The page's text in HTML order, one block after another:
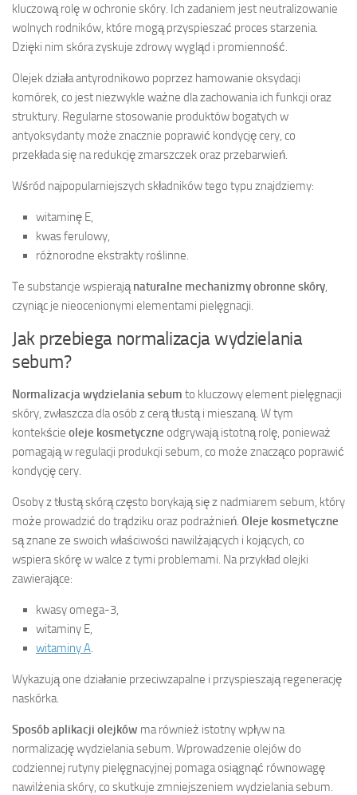
kluczową rolę w ochronie skóry. Ich zadaniem jest neutralizowanie
wolnych rodników, które mogą przyspieszać proces starzenia.
Dzięki nim skóra zyskuje zdrowy wygląd i promienność.
Olejek działa antyrodnikowo poprzez hamowanie oksydacji
komórek, co jest niezwykle ważne dla zachowania ich funkcji oraz
struktury. Regularne stosowanie produktów bogatych w
antyoksydanty może znacznie poprawić kondycję cery, co
przekłada się na redukcję zmarszczek oraz przebarwień.
Wśród najpopularniejszych składników tego typu znajdziemy:
witaminę E,
kwas ferulowy,
różnorodne ekstrakty roślinne.
Te substancje wspierająnaturalne mechanizmy obronne skóry,
czyniąc je nieocenionymi elementami pielęgnacji.
Jak przebiega normalizacja wydzielania
sebum?
Normalizacja wydzielania sebum to kluczowy element pielęgnacji
skóry, zwłaszcza dla osób z cerą tłustą i mieszaną. W tym
kontekście oleje kosmetyczne odgrywają istotną rolę, ponieważ
pomagają w regulacji produkcji sebum, co może znacząco poprawić
kondycję cery.
Osoby z tłustą skórą często borykają się z nadmiarem sebum, który
może prowadzić do trądziku oraz podrażnień. Oleje kosmetyczne
są znane ze swoich właściwości nawilżających i kojących, co
wspiera skórę w walce z tymi problemami. Na przykład olejki
zawierające:
kwasy omega-3,
witaminy E,
witaminy A.
Wykazują one działanie przeciwzapalne i przyspieszają regenerację
naskórka.
Sposób aplikacji olejków ma również istotny wpływ na
normalizację wydzielania sebum. Wprowadzenie olejów do
codziennej rutyny pielęgnacyjnej pomaga osiągnąć równowagę
nawilżenia skóry, co skutkuje zmniejszeniem wydzielania sebum.